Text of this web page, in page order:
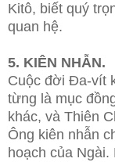
Kitô, biết quý
quan hệ.
5. KIÊN NHẪN.
Cuộc đời Đa-vít
từng là mục
khác, và Thiên
Ông kiên nhẫn
hoạch của